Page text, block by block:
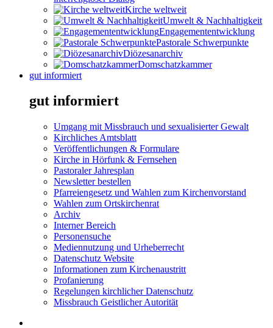
Kirche weltweit
Umwelt & Nachhaltigkeit
Engagemententwicklung
Pastorale Schwerpunkte
Diözesanarchiv
Domschatzkammer
gut informiert
gut informiert
Umgang mit Missbrauch und sexualisierter Gewalt
Kirchliches Amtsblatt
Veröffentlichungen & Formulare
Kirche in Hörfunk & Fernsehen
Pastoraler Jahresplan
Newsletter bestellen
Pfarreiengesetz und Wahlen zum Kirchenvorstand
Wahlen zum Ortskirchenrat
Archiv
Interner Bereich
Personensuche
Mediennutzung und Urheberrecht
Datenschutz Website
Informationen zum Kirchenaustritt
Profanierung
Regelungen kirchlicher Datenschutz
Missbrauch Geistlicher Autorität